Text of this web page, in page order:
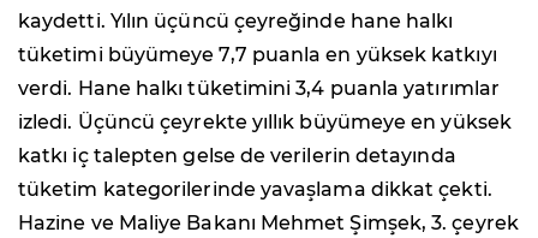
kaydetti. Yılın üçüncü çeyreğinde hane halkı
tüketimi büyümeye 7,7 puanla en yüksek katkıyı
verdi. Hane halkı tüketimini 3,4 puanla yatırımlar
izledi. Üçüncü çeyrekte yıllık büyümeye en yüksek
katkı iç talepten gelse de verilerin detayında
tüketim kategorilerinde yavaşlama dikkat çekti.
Hazine ve Maliye Bakanı Mehmet Şimşek, 3. çeyrek